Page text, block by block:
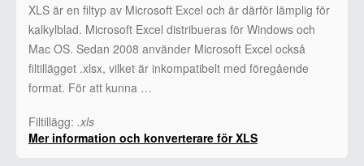
XLS är en filtyp av Microsoft Excel och är därför lämplig för
kalkylblad. Microsoft Excel distribueras för Windows och
Mac OS. Sedan 2008 använder Microsoft Excel också
filtillägget .xlsx, vilket är inkompatibelt med föregående
format. För att kunna …
Filtillägg: .xls
Mer information och konverterare för XLS